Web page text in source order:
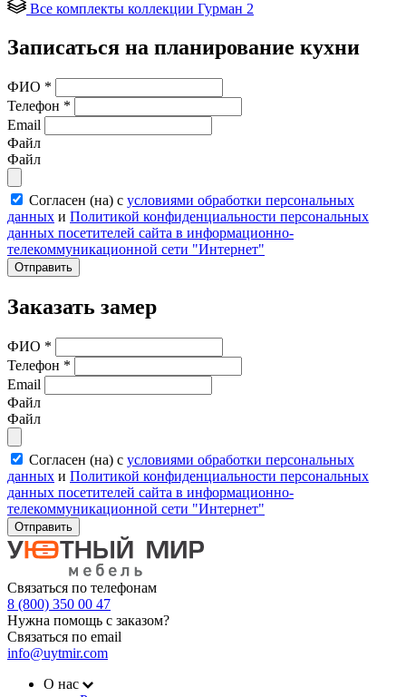
Все комплекты коллекции Гурман 2
Записаться на планирование кухни
ФИО *
Телефон *
Email
Файл
Файл
Согласен (на) с условиями обработки персональных
данных и Политикой конфиденциальности персональных
данных посетителей сайта в информационно-
телекоммуникационной сети "Интернет"
Отправить
Заказать замер
ФИО *
Телефон *
Email
Файл
Файл
Согласен (на) с условиями обработки персональных
данных и Политикой конфиденциальности персональных
данных посетителей сайта в информационно-
телекоммуникационной сети "Интернет"
Отправить
Связаться по телефонам
8 (800) 350 00 47
Нужна помощь с заказом?
Связаться по email
info@uytmir.com
О нас